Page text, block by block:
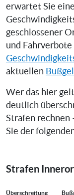
erwartet Sie
geschlossener
und
aktuellen
Wer das hier
deutlich
Strafen rechnen
Sie der
Strafen
Überschreitung